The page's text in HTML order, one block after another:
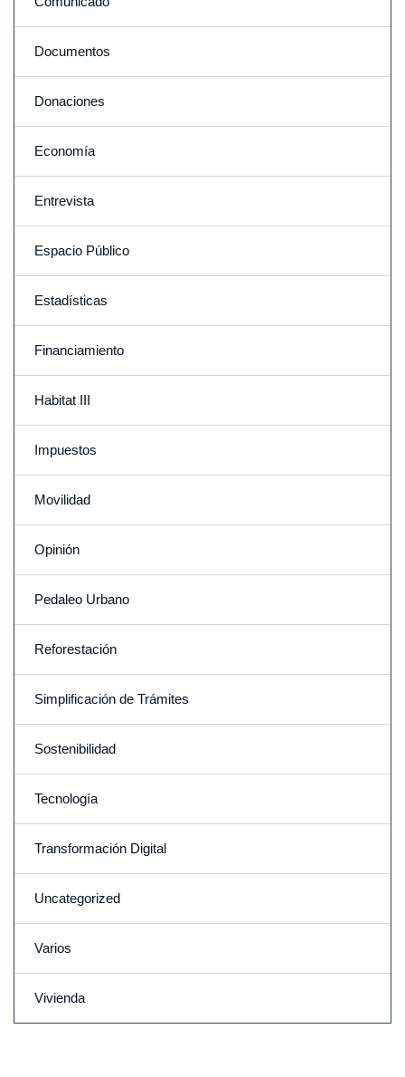
Documentos
Donaciones
Economía
Entrevista
Espacio Público
Estadísticas
Financiamiento
Habitat III
Impuestos
Movilidad
Opinión
Pedaleo Urbano
Reforestación
Simplificación de Trámites
Sostenibilidad
Tecnología
Transformación Digital
Uncategorized
Varios
Vivienda